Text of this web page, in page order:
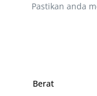
Pastikan anda
Berat